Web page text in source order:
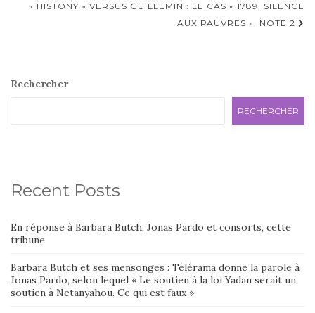
« HISTONY » VERSUS GUILLEMIN : LE CAS « 1789, SILENCE
AUX PAUVRES », NOTE 2
Rechercher
RECHERCHER
Recent Posts
En réponse à Barbara Butch, Jonas Pardo et consorts, cette
tribune
Barbara Butch et ses mensonges : Télérama donne la parole à
Jonas Pardo, selon lequel « Le soutien à la loi Yadan serait un
soutien à Netanyahou. Ce qui est faux »